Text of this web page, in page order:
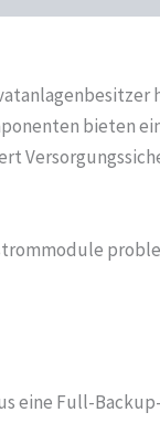
bieten
eine Full-